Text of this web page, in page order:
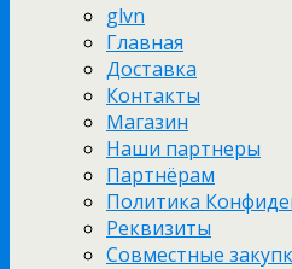
glvn
Главная
Доставка
Контакты
Магазин
Наши партнеры
Партнёрам
Политика
Реквизиты
Совместные